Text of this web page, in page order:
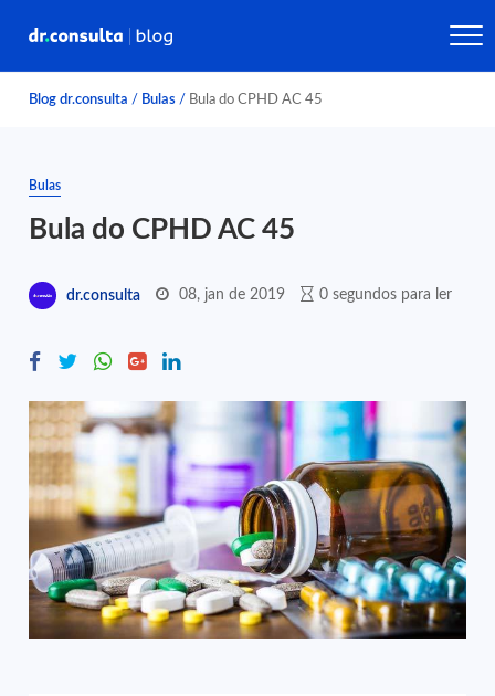
Blog dr.consulta / Bulas / Bula do CPHD AC 45
Bulas
Bula do CPHD AC 45
dr.consulta 08, jan de 2019 0 segundos para ler